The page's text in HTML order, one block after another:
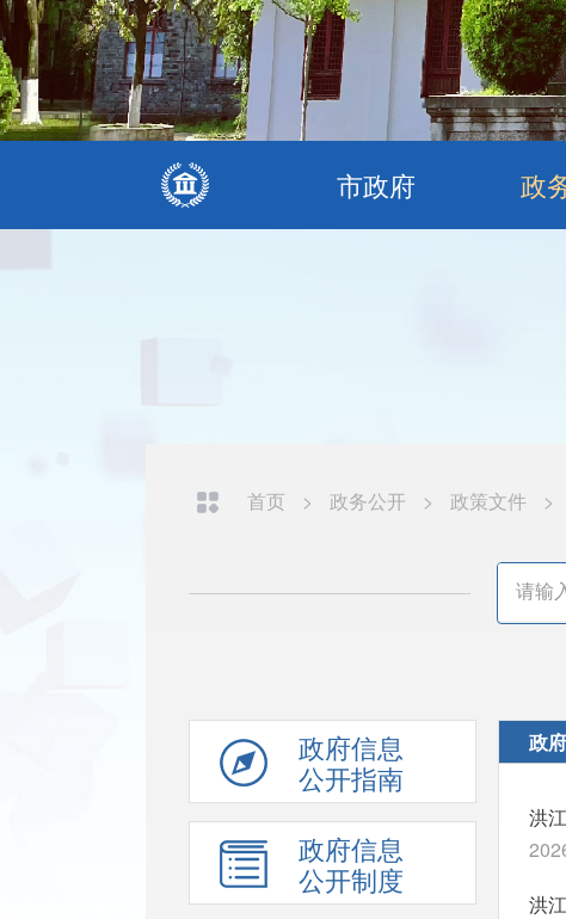
市政府 政
首页 > 政务公开 > 政策文件 >
政府信息
公开指南
政府信息
公开制度
政
洪
洪